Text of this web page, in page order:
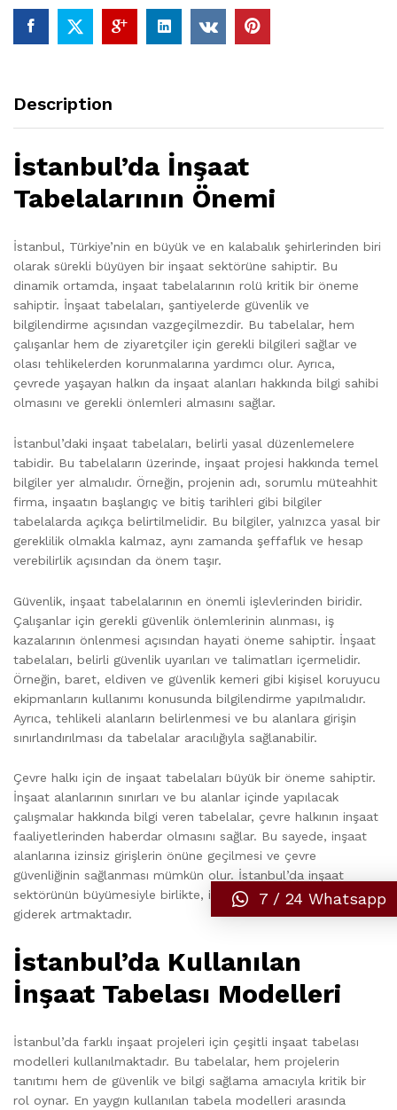
Description
İstanbul’da İnşaat
Tabelalarının Önemi
İstanbul, Türkiye’nin en büyük ve en kalabalık şehirlerinden biri
olarak sürekli büyüyen bir inşaat sektörüne sahiptir. Bu
dinamik ortamda, inşaat tabelalarının rolü kritik bir öneme
sahiptir. İnşaat tabelaları, şantiyelerde güvenlik ve
bilgilendirme açısından vazgeçilmezdir. Bu tabelalar, hem
çalışanlar hem de ziyaretçiler için gerekli bilgileri sağlar ve
olası tehlikelerden korunmalarına yardımcı olur. Ayrıca,
çevrede yaşayan halkın da inşaat alanları hakkında bilgi sahibi
olmasını ve gerekli önlemleri almasını sağlar.
İstanbul’daki inşaat tabelaları, belirli yasal düzenlemelere
tabidir. Bu tabelaların üzerinde, inşaat projesi hakkında temel
bilgiler yer almalıdır. Örneğin, projenin adı, sorumlu müteahhit
firma, inşaatın başlangıç ve bitiş tarihleri gibi bilgiler
tabelalarda açıkça belirtilmelidir. Bu bilgiler, yalnızca yasal bir
gereklilik olmakla kalmaz, aynı zamanda şeffaflık ve hesap
verebilirlik açısından da önem taşır.
Güvenlik, inşaat tabelalarının en önemli işlevlerinden biridir.
Çalışanlar için gerekli güvenlik önlemlerinin alınması, iş
kazalarının önlenmesi açısından hayati öneme sahiptir. İnşaat
tabelaları, belirli güvenlik uyarıları ve talimatları içermelidir.
Örneğin, baret, eldiven ve güvenlik kemeri gibi kişisel koruyucu
ekipmanların kullanımı konusunda bilgilendirme yapılmalıdır.
Ayrıca, tehlikeli alanların belirlenmesi ve bu alanlara girişin
sınırlandırılması da tabelalar aracılığıyla sağlanabilir.
Çevre halkı için de inşaat tabelaları büyük bir öneme sahiptir.
İnşaat alanlarının sınırları ve bu alanlar içinde yapılacak
çalışmalar hakkında bilgi veren tabelalar, çevre halkının inşaat
faaliyetlerinden haberdar olmasını sağlar. Bu sayede, inşaat
alanlarına izinsiz girişlerin önüne geçilmesi ve çevre
güvenliğinin sağlanması mümkün olur. İstanbul’da inşaat
sektörünün büyümesiyle birlikte, inşaat tabelalarının önemi de
giderek artmaktadır.
İstanbul’da Kullanılan
İnşaat Tabelası Modelleri
İstanbul’da farklı inşaat projeleri için çeşitli inşaat tabelası
modelleri kullanılmaktadır. Bu tabelalar, hem projelerin
tanıtımı hem de güvenlik ve bilgi sağlama amacıyla kritik bir
rol oynar. En yaygın kullanılan tabela modelleri arasında
7 / 24 Whatsapp